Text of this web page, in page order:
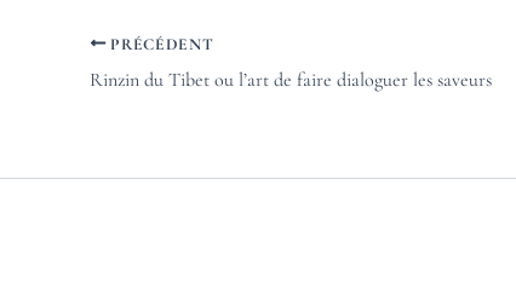
PRÉCÉDENT
Rinzin du Tibet ou l’art de faire dialoguer les saveurs